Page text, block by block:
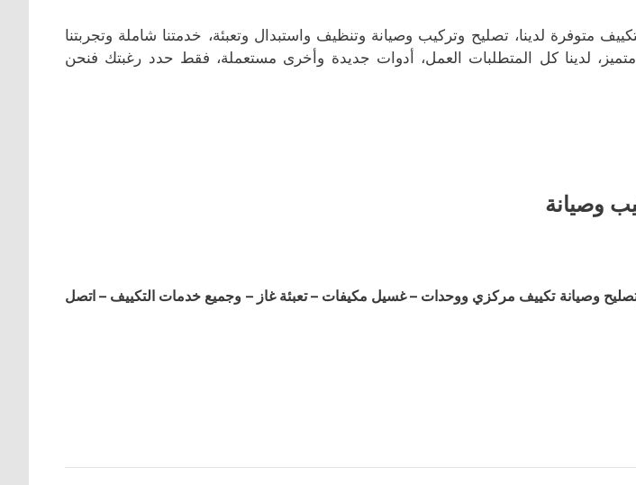
متوفرة لدينا، تصليح وتركيب وصيانة وتنظيف واستبدال وتعبئة، خدمتنا شاملة وتجربتنا
متميز، لدينا كل المتطلبات العمل، أدوات جديدة وأخرى مستعملة، فقط حدد رغبتك فنحن
وصيانة
وصيانة تكييف مركزي ووحدات – غسيل مكيفات – تعبئة غاز – وجميع خدمات التكييف – اتصل